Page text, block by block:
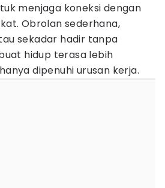
menjaga koneksi dengan
Obrolan sederhana,
sekadar hadir tanpa
hidup terasa lebih
dipenuhi urusan kerja.